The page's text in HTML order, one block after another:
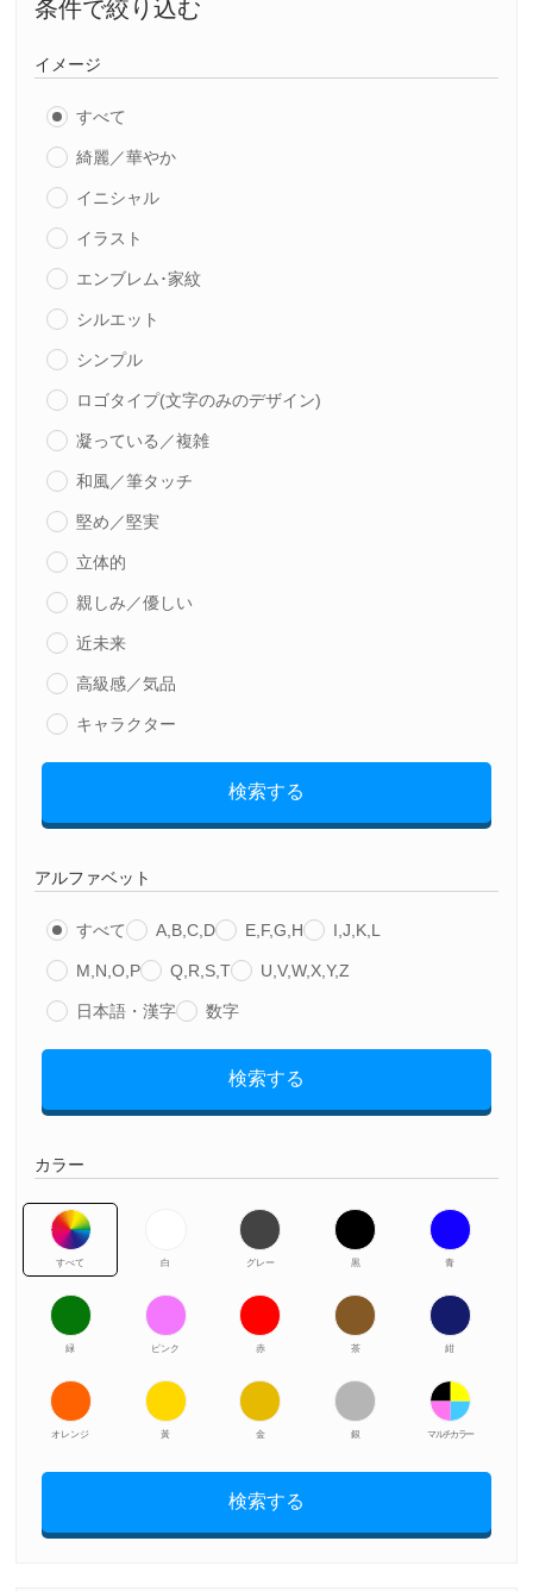
条件で絞り込む
イメージ
すべて
綺麗／華やか
イニシャル
イラスト
エンブレム･家紋
シルエット
シンプル
ロゴタイプ(文字のみのデザイン)
凝っている／複雑
和風／筆タッチ
堅め／堅実
立体的
親しみ／優しい
近未来
高級感／気品
キャラクター
検索する
アルファベット
すべて A,B,C,D E,F,G,H I,J,K,L
M,N,O,P Q,R,S,T U,V,W,X,Y,Z
日本語・漢字 数字
検索する
カラー
すべて 白 グレー 黒 青
緑 ピンク 赤 茶 紺
オレンジ 黃 金 銀 マルチカラー
検索する